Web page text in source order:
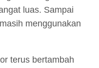
luas. Sampai
menggunakan
terus bertambah